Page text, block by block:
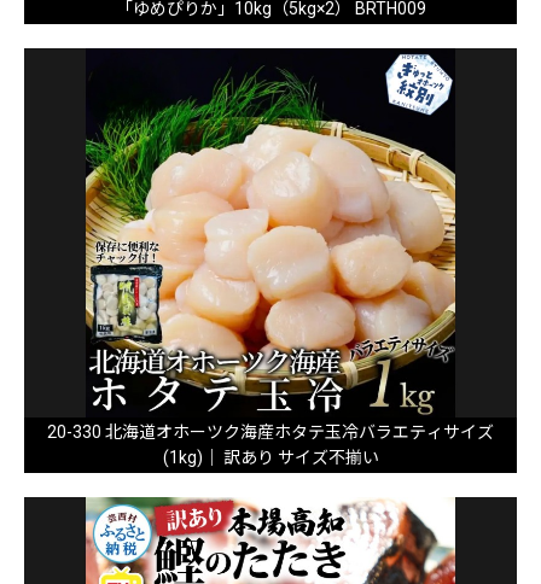
「ゆめぴりか」10kg（5kg×2） BRTH009
20-330 北海道オホーツク海産ホタテ玉冷バラエティサイズ
(1kg)｜ 訳あり サイズ不揃い